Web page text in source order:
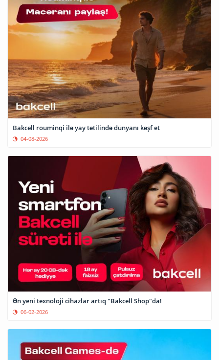
Bakcell rouminqi ilə yay tətilində dünyanı kəşf et
04-08-2026
Ən yeni texnoloji cihazlar artıq "Bakcell Shop"da!
06-02-2026